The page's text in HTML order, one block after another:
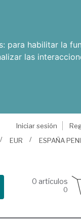
para habilitar la
las
Iniciar sesión
EUR ESPAÑA
0 artículos
0